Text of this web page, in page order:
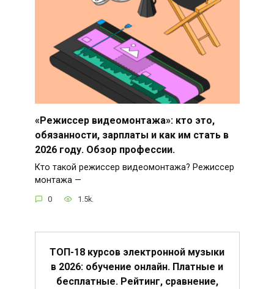
«Режиссер видеомонтажа»: кто это,
обязанности, зарплаты и как им стать в
2026 году. Обзор профессии.
Кто такой режиссер видеомонтажа? Режиссер
монтажа —
0 1.5k.
ТОП-18 курсов электронной музыки
в 2026: обучение онлайн. Платные и
бесплатные. Рейтинг, сравнение,